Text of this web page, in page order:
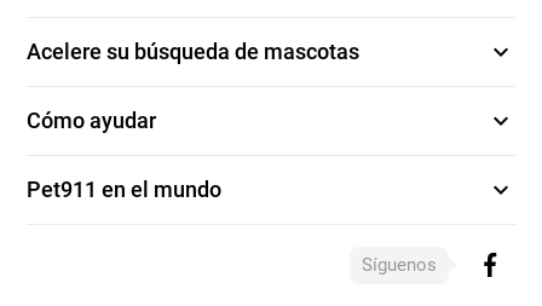
Acelere su búsqueda de mascotas expand_more
Cómo ayudar expand_more
Pet911 en el mundo expand_more
Síguenos